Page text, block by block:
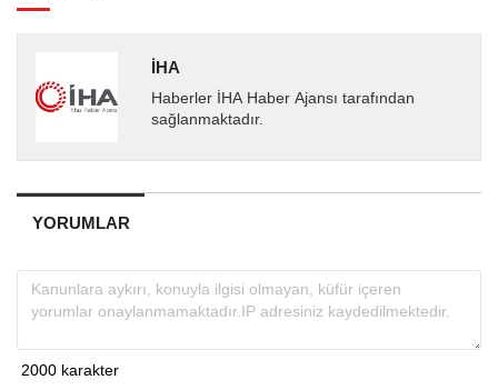
İHA
Haberler İHA Haber Ajansı tarafından
sağlanmaktadır.
YORUMLAR